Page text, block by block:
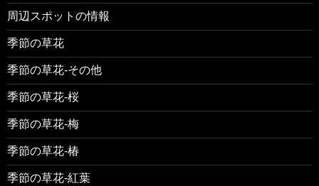
周辺スポットの情報
季節の草花
季節の草花-その他
季節の草花-桜
季節の草花-梅
季節の草花-椿
季節の草花-紅葉